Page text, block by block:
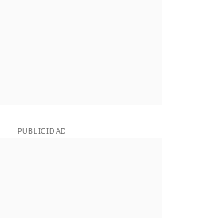
PUBLICIDAD